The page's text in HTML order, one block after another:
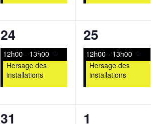
1
évènement,
24
12h00 - 13h00
Hersage des
installations
1
évènement,
25
12h00- 13h00
Hersage des
installations
1
31
1
1